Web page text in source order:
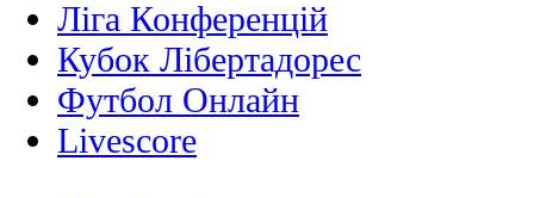
Ліга Конференцій
Кубок Лібертадорес
Футбол Онлайн
Livescore